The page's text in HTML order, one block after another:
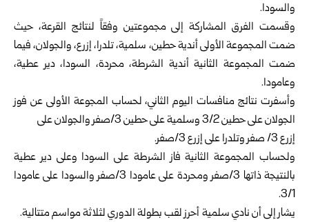
والسودا.
وقسمت الفرق المشاركة إلى مجموعتين وفقاً لنتائج القرعة، حيث
ضمت المجموعة الأولى أندية حطين، سلمية، تلدرا، إزرع، والجولان، فيما
ضمت المجموعة الثانية أندية الشرطة، محردة، السودا، دير عطية،
وعامودا.
وأسفرت نتائج منافسات اليوم الثاني، لحساب المجوعة الأولى عن فوز
الجولان على حطين 3/2 وسلمية على حطين 3/صفر والجولان على
إزرع 3/ صفر وتلدرا على إزرع 3/صفر.
ولحساب المجموعة الثانية فاز الشرطة على السودا وعلى دير عطية
بالنتيجة ذاتها 3/صفر ومحردة على عامودا 3/صفر والسودا على عامودا
3/1.
يشار إلى أن نادي سلمية أحرز لقب بطولة الدوري لثلاثة مواسم متتالية.